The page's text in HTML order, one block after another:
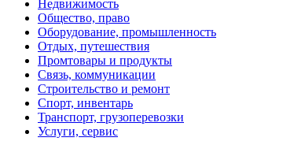
Недвижимость
Общество, право
Оборудование, промышленность
Отдых, путешествия
Промтовары и продукты
Связь, коммуникации
Строительство и ремонт
Cпорт, инвентарь
Транспорт, грузоперевозки
Услуги, сервис